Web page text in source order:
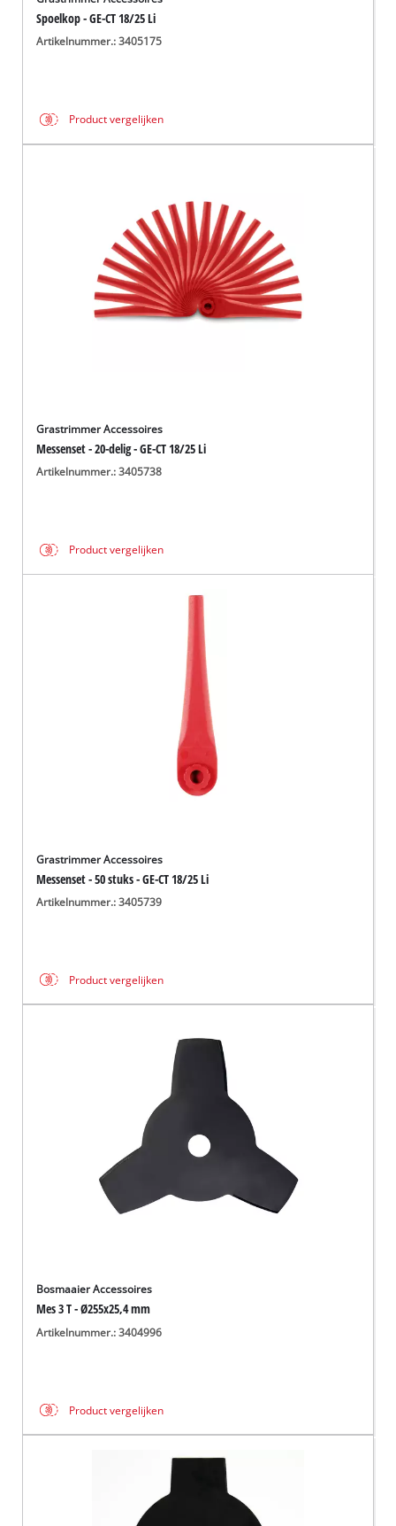
Spoelkop - GE-CT 18/25 Li
Artikelnummer.: 3405175
Product vergelijken
Grastrimmer Accessoires
Messenset - 20-delig - GE-CT 18/25 Li
Artikelnummer.: 3405738
Product vergelijken
Grastrimmer Accessoires
Messenset - 50 stuks - GE-CT 18/25 Li
Artikelnummer.: 3405739
Product vergelijken
Bosmaaier Accessoires
Mes 3 T - Ø255x25,4 mm
Artikelnummer.: 3404996
Product vergelijken